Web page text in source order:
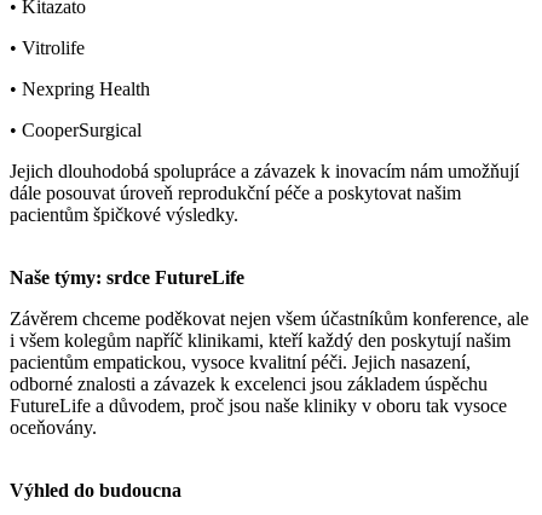
• Kitazato
• Vitrolife
• Nexpring Health
• CooperSurgical
Jejich dlouhodobá spolupráce a závazek k inovacím nám umožňují
dále posouvat úroveň reprodukční péče a poskytovat našim
pacientům špičkové výsledky.
Naše týmy: srdce FutureLife
Závěrem chceme poděkovat nejen všem účastníkům konference, ale
i všem kolegům napříč klinikami, kteří každý den poskytují našim
pacientům empatickou, vysoce kvalitní péči. Jejich nasazení,
odborné znalosti a závazek k excelenci jsou základem úspěchu
FutureLife a důvodem, proč jsou naše kliniky v oboru tak vysoce
oceňovány.
Výhled do budoucna